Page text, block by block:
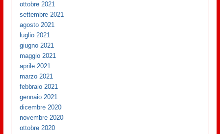
ottobre 2021
settembre 2021
agosto 2021
luglio 2021
giugno 2021
maggio 2021
aprile 2021
marzo 2021
febbraio 2021
gennaio 2021
dicembre 2020
novembre 2020
ottobre 2020